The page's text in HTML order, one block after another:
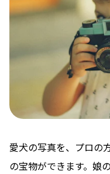
愛犬の写真を、プロの
の宝物ができます。娘